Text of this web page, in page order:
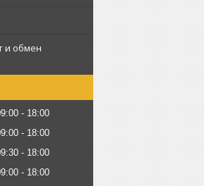
и обмен
18:00
18:00
18:00
18:00